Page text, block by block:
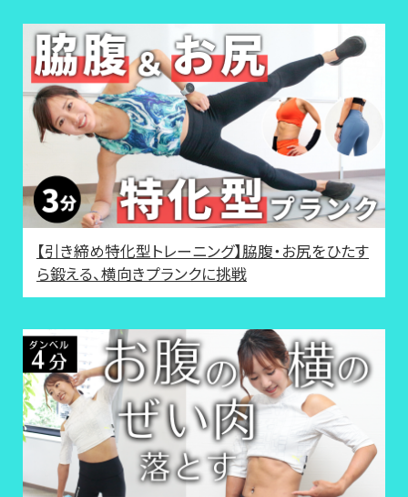
【引き締め特化型トレーニング】脇腹・お尻をひたす
ら鍛える、横向きプランクに挑戦